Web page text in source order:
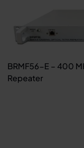
BRMF56-E – 400
Repeater